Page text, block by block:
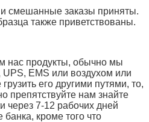
и смешанные заказы приняты.
также приветствованы.
нас продукты, обычно мы
EMS или воздухом или
его другими путями, то,
препятствуйте нам знайте
через 7-12 рабочих дней
банка, кроме того что